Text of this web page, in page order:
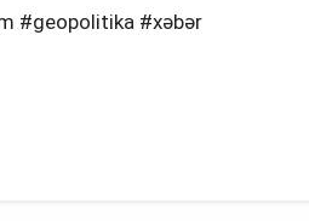
#geopolitika #xəbər